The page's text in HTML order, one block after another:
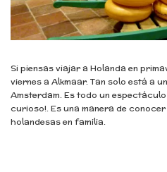
Si piensas viajar a Holanda en
viernes a Alkmaar. Tan solo está a
Amsterdam. Es todo un espectáculo
curioso!. Es una manera de
holandesas en familia.